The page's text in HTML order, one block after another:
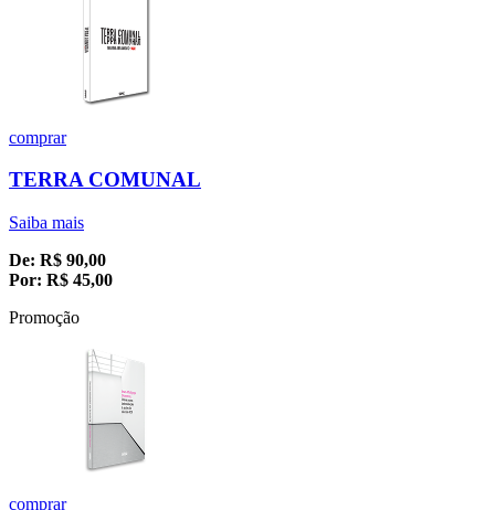
comprar
TERRA COMUNAL
Saiba mais
De: R$ 90,00
Por: R$ 45,00
Promoção
comprar